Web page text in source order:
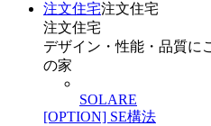
注文住宅注文住宅
注文住宅
デザイン・性能・品質に
の家
SOLARE
[OPTION] SE構法